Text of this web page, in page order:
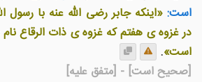
است: «اينکه جابر رضى الله عنه با رسول
در غزوه ی هفتم که غزوه ی ذات الرقاع نام
است».
[صحیح است] - [متفق علیه]